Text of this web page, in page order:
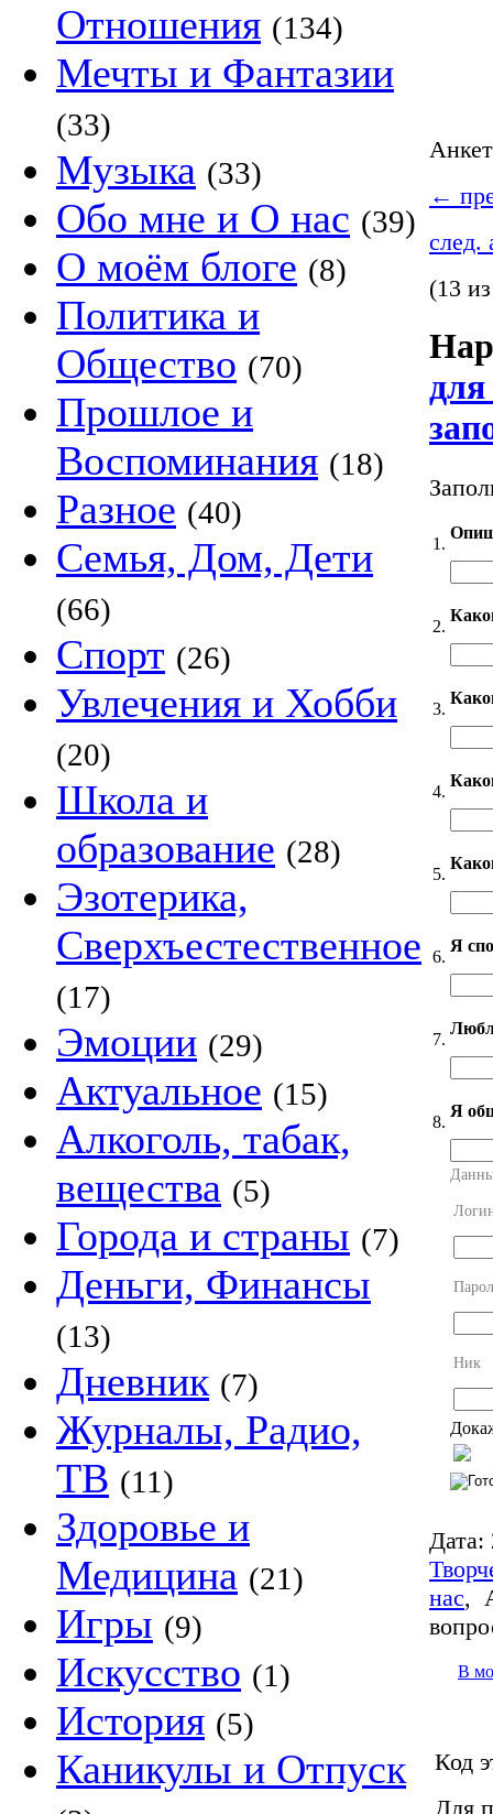
Отношения (134)
Мечты и Фантазии
(33)
Музыка (33)
Обо мне и О нас (39)
О моём блоге (8)
Политика и
Общество (70)
Прошлое и
Воспоминания (18)
Разное (40)
Семья, Дом, Дети
(66)
Спорт (26)
Увлечения и Хобби
(20)
Школа и
образование (28)
Эзотерика,
Сверхъестественное
(17)
Эмоции (29)
Актуальное (15)
Алкоголь, табак,
вещества (5)
Города и страны (7)
Деньги, Финансы
(13)
Дневник (7)
Журналы, Радио,
ТВ (11)
Здоровье и
Медицина (21)
Игры (9)
Искусство (1)
История (5)
Каникулы и Отпуск
←
след.
(13
1.
2.
3.
4.
5.
6.
Я
7.
8.
Я
Ник
Дата:
нас,
В
Код
Для